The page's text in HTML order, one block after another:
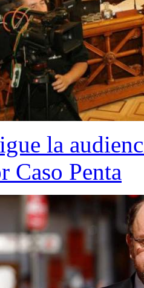
la
Caso Penta